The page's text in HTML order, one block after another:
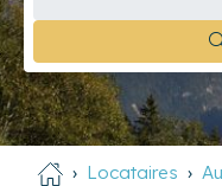
Locataires